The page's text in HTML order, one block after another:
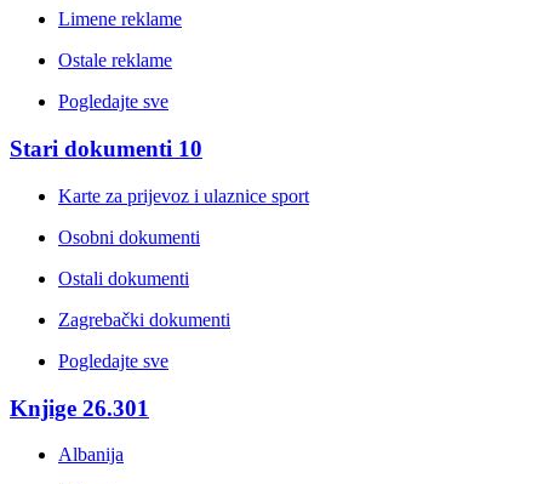
Limene reklame
Ostale reklame
Pogledajte sve
Stari dokumenti 10
Karte za prijevoz i ulaznice sport
Osobni dokumenti
Ostali dokumenti
Zagrebački dokumenti
Pogledajte sve
Knjige 26.301
Albanija